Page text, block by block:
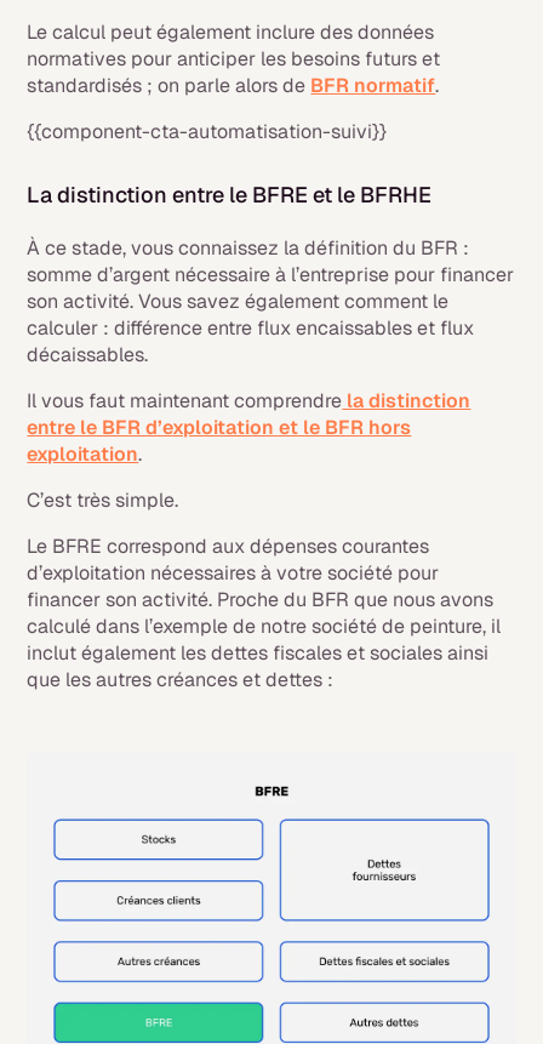
Le calcul peut également inclure des données
normatives pour anticiper les besoins futurs et
standardisés ; on parle alors de BFR normatif.
{{component-cta-automatisation-suivi}}
La distinction entre le BFRE et le BFRHE
À ce stade, vous connaissez la définition du BFR :
somme d’argent nécessaire à l’entreprise pour financer
son activité. Vous savez également comment le
calculer : différence entre flux encaissables et flux
décaissables.
Il vous faut maintenant comprendre la distinction
entre le BFR d’exploitation et le BFR hors
exploitation.
C’est très simple.
Le BFRE correspond aux dépenses courantes
d’exploitation nécessaires à votre société pour
financer son activité. Proche du BFR que nous avons
calculé dans l’exemple de notre société de peinture, il
inclut également les dettes fiscales et sociales ainsi
que les autres créances et dettes :